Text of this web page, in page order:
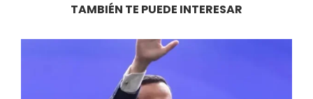
TAMBIÉN TE PUEDE INTERESAR